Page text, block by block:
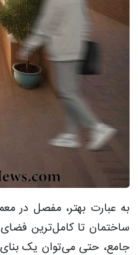
به عبارت بهتر، مفصل در
ساختمان تا کامل‌ترین
جامع، حتی می‌توان یک